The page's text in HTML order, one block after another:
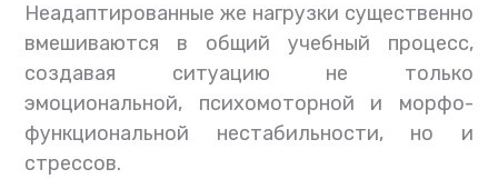
Неадаптированные же нагрузки существенно
вмешиваются в общий учебный процесс,
создавая ситуацию не только
эмоциональной, психомоторной и морфо-
функциональной нестабильности, но и
стрессов.